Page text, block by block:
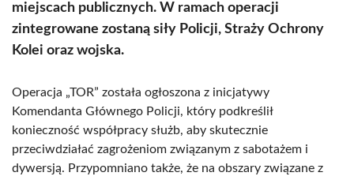
miejscach publicznych. W ramach operacji
zintegrowane zostaną siły Policji, Straży Ochrony
Kolei oraz wojska.
Operacja „TOR” została ogłoszona z inicjatywy
Komendanta Głównego Policji, który podkreślił
konieczność współpracy służb, aby skutecznie
przeciwdziałać zagrożeniom związanym z sabotażem i
dywersją. Przypomniano także, że na obszary związane z